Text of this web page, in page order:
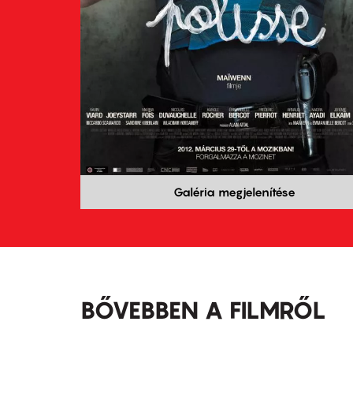
Galéria megjelenítése
BŐVEBBEN A FILMRŐL